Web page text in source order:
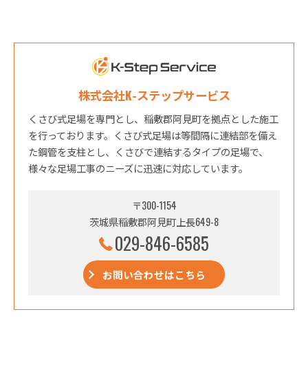
株式会社K-ステップサービス
くさび式足場を専門とし、稲敷郡阿見町を拠点とした施工
を行っております。くさび式足場は等間隔に連結部を備え
た鋼管を支柱とし、くさびで連結するタイプの足場で、
様々な足場工事のニーズに迅速に対応しています。
〒300-1154
茨城県稲敷郡阿見町上長649-8
029-846-6585
お問い合わせはこちら